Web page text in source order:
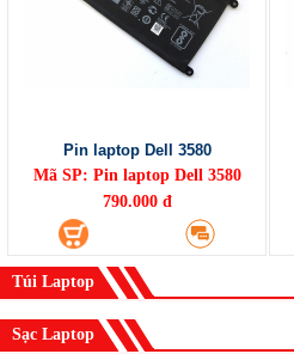
Pin laptop Dell 3580
Mã SP: Pin laptop Dell 3580
790.000 đ
Túi Laptop
Sạc Laptop